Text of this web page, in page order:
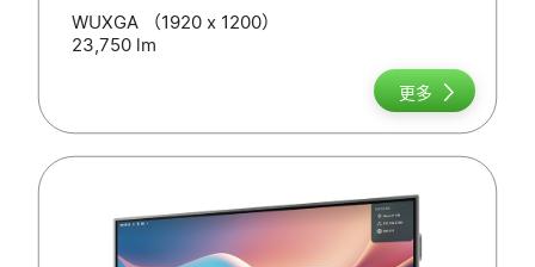
WUXGA （1920 x 1200）
23,750 lm
更多